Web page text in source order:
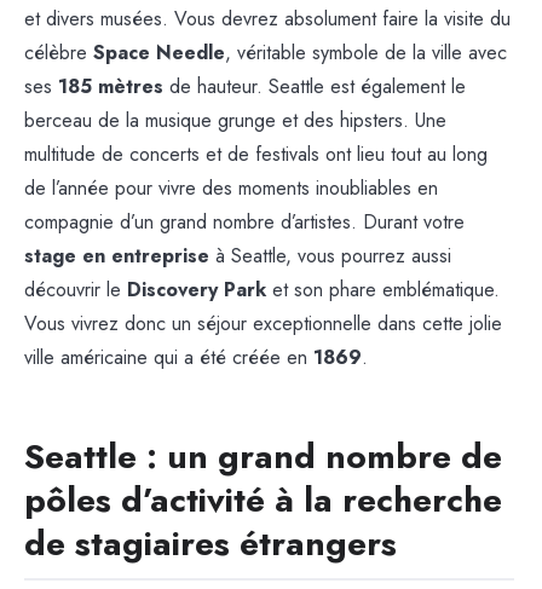
et divers musées. Vous devrez absolument faire la visite du
célèbre Space Needle, véritable symbole de la ville avec
ses 185 mètres de hauteur. Seattle est également le
berceau de la musique grunge et des hipsters. Une
multitude de concerts et de festivals ont lieu tout au long
de l’année pour vivre des moments inoubliables en
compagnie d’un grand nombre d’artistes. Durant votre
stage en entreprise à Seattle, vous pourrez aussi
découvrir le Discovery Park et son phare emblématique.
Vous vivrez donc un séjour exceptionnelle dans cette jolie
ville américaine qui a été créée en 1869.
Seattle : un grand nombre de
pôles d’activité à la recherche
de stagiaires étrangers